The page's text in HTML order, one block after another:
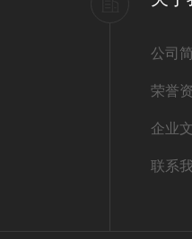
公司
荣誉
企业
联系